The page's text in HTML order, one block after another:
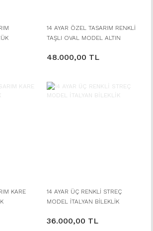
14 AYAR ÖZEL TASARIM RENKLİ
TAŞLI OVAL MODEL ALTIN
48.000,00 TL
KARE
14 AYAR ÜÇ RENKLİ STREÇ
MODEL İTALYAN BİLEKLİK
36.000,00 TL